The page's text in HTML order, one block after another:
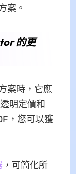
案。
的更
案時，它應
明定價和
，您可以獲
，可簡化所